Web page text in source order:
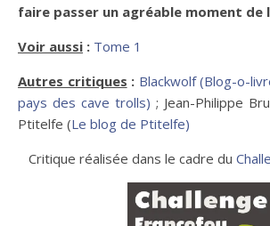
faire passer un agréable moment de
Voir aussi : Tome 1
Autres critiques : Blackwolf (Blog-o-
pays des cave trolls) ; Jean-Philippe
Ptitelfe (Le blog de Ptitelfe)
Critique réalisée dans le cadre du